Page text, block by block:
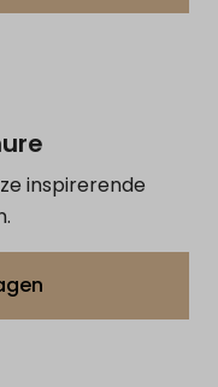
inspirerende